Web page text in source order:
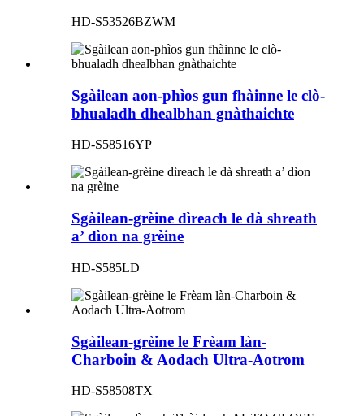
HD-S53526BZWM
Sgàilean aon-phìos gun fhàinne le clò-
bhualadh dhealbhan gnàthaichte
HD-S58516YP
Sgàilean-grèine dìreach le dà shreath
a’ dìon na grèine
HD-S585LD
Sgàilean-grèine le Frèam làn-
Charboin & Aodach Ultra-Aotrom
HD-S58508TX